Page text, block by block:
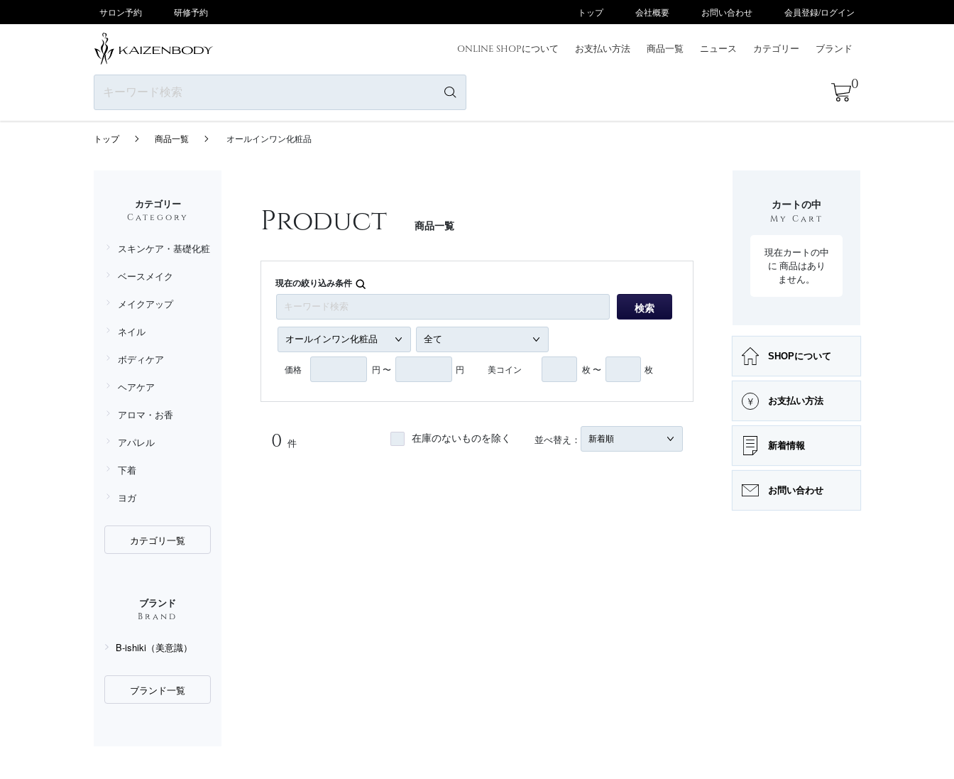
サロン予約 研修予約 トップ 会社概要 お問い合わせ 会員登録/ログイン
ONLINE SHOPについて お支払い方法 商品一覧 ニュース カテゴリー ブランド
0
ONLINE SHOPについて
お支払い方法
会員登録/ログイン
トップ 商品一覧 オールインワン化粧品
カテゴリー
Category
スキンケア・基礎化粧品
ベースメイク
メイクアップ
ネイル
ボディケア
ヘアケア
アロマ・お香
アパレル
下着
ヨガ
カテゴリ一覧
ブランド
Brand
B-ishiki（美意識）
ブランド一覧
Product 商品一覧
現在の絞り込み条件
検索
価格 円 〜 円 美コイン 枚 〜 枚
0 件 在庫のないものを除く 並べ替え：
カートの中
My Cart
現在カートの中
に 商品はあり
ません。
SHOPについて
お支払い方法
新着情報
お問い合わせ